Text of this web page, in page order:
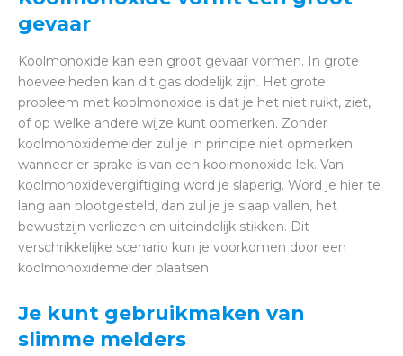
gevaar
Koolmonoxide kan een groot gevaar vormen. In grote
hoeveelheden kan dit gas dodelijk zijn. Het grote
probleem met koolmonoxide is dat je het niet ruikt, ziet,
of op welke andere wijze kunt opmerken. Zonder
koolmonoxidemelder zul je in principe niet opmerken
wanneer er sprake is van een koolmonoxide lek. Van
koolmonoxidevergiftiging word je slaperig. Word je hier te
lang aan blootgesteld, dan zul je je slaap vallen, het
bewustzijn verliezen en uiteindelijk stikken. Dit
verschrikkelijke scenario kun je voorkomen door een
koolmonoxidemelder plaatsen.
Je kunt gebruikmaken van
slimme melders